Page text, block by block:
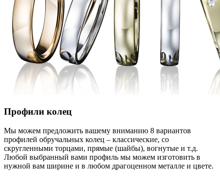
Профили колец
Мы можем предложить вашему вниманию 8 вариантов
профилей обручальных колец – классические, со
скругленными торцами, прямые (шайбы), вогнутые и т.д.
Любой выбранный вами профиль мы можем изготовить в
нужной вам ширине и в любом драгоценном металле и цвете.